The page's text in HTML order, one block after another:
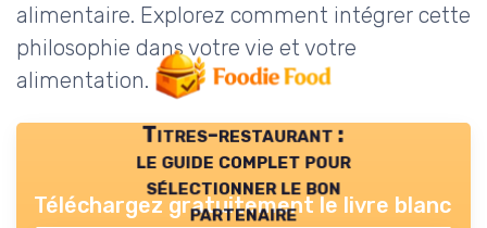
alimentaire. Explorez comment intégrer cette
philosophie dans votre vie et votre
alimentation.
Titres-restaurant :
le guide complet pour
sélectionner le bon
partenaire
Téléchargez gratuitement le livre blanc